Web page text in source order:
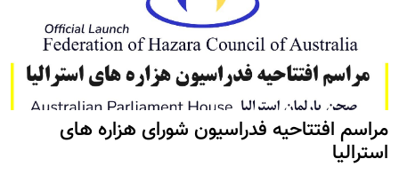
مراسم افتتاحیه فدراسیون شورای هزاره های
استرالیا